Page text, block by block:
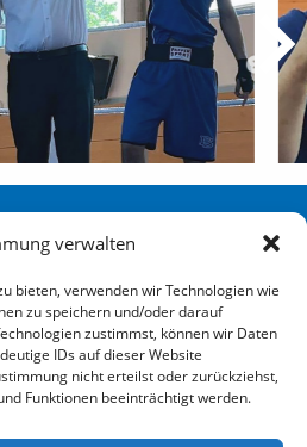
verwalten
bieten, verwenden wir Technologien wie
zu speichern und/oder darauf
zustimmst, können wir Daten
IDs auf dieser Website
nicht erteilst oder zurückziehst,
Funktionen beeinträchtigt werden.
Hamburg von 1880 e. V.
Hamburg